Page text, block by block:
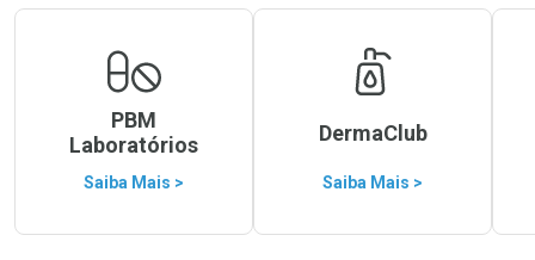
PBM
Laboratórios
Saiba Mais >
DermaClub
Saiba Mais >